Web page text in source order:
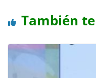
También